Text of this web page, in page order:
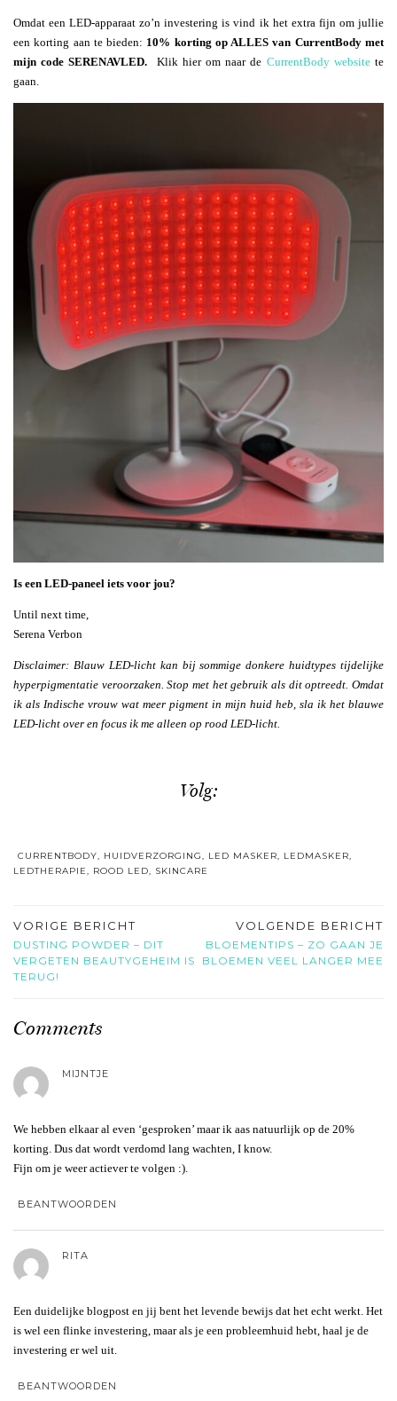
Omdat een LED-apparaat zo’n investering is vind ik het extra fijn om jullie
een korting aan te bieden: 10% korting op ALLES van CurrentBody met
mijn code SERENAVLED. Klik hier om naar de CurrentBody websitete
gaan.
Is een LED-paneel iets voor jou?
Until next time,
Serena Verbon
Disclaimer: Blauw LED-licht kan bij sommige donkere huidtypes tijdelijke
hyperpigmentatie veroorzaken. Stop met het gebruik als dit optreedt. Omdat
ik als Indische vrouw wat meer pigment in mijn huid heb, sla ik het blauwe
LED-licht over en focus ik me alleen op rood LED-licht.
Volg:
CURRENTBODY, HUIDVERZORGING, LED MASKER, LEDMASKER,
LEDTHERAPIE, ROOD LED, SKINCARE
VORIGE BERICHT
DUSTING POWDER – DIT
VERGETEN BEAUTYGEHEIM IS
TERUG!
VOLGENDE BERICHT
BLOEMENTIPS – ZO GAAN JE
BLOEMEN VEEL LANGER MEE
Comments
MIJNTJE
We hebben elkaar al even ‘gesproken’ maar ik aas natuurlijk op de 20%
korting. Dus dat wordt verdomd lang wachten, I know.
Fijn om je weer actiever te volgen :).
BEANTWOORDEN
RITA
Een duidelijke blogpost en jij bent het levende bewijs dat het echt werkt. Het
is wel een flinke investering, maar als je een probleemhuid hebt, haal je de
investering er wel uit.
BEANTWOORDEN